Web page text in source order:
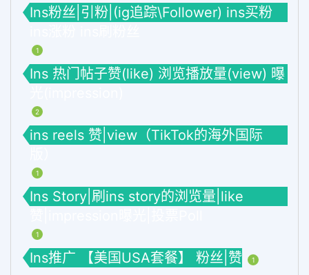
Ins粉丝|引粉|(ig追踪\Follower) ins买粉
1
Ins 热门帖子赞(like) 浏览播放量(view) 曝
2
ins reels 赞|view（TikTok的海外国际
1
Ins Story|刷ins story的浏览量|like
1
Ins推广 【美国USA套餐】 粉丝|赞 1